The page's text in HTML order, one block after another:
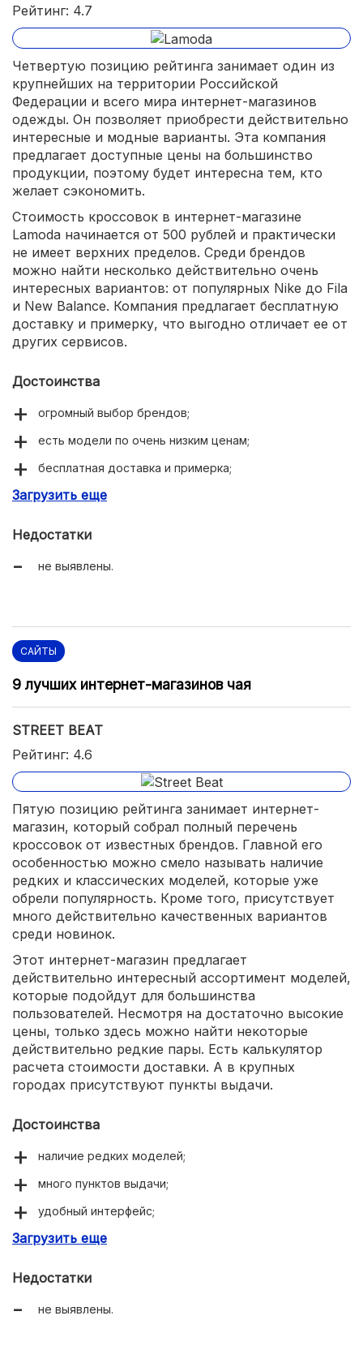
Рейтинг: 4.7
Четвертую позицию рейтинга занимает один из
крупнейших на территории Российской
Федерации и всего мира интернет-магазинов
одежды. Он позволяет приобрести действительно
интересные и модные варианты. Эта компания
предлагает доступные цены на большинство
продукции, поэтому будет интересна тем, кто
желает сэкономить.
Стоимость кроссовок в интернет-магазине
Lamoda начинается от 500 рублей и практически
не имеет верхних пределов. Среди брендов
можно найти несколько действительно очень
интересных вариантов: от популярных Nike до Fila
и New Balance. Компания предлагает бесплатную
доставку и примерку, что выгодно отличает ее от
других сервисов.
Достоинства
огромный выбор брендов;
есть модели по очень низким ценам;
бесплатная доставка и примерка;
удобный интерфейс сайта.
Загрузить еще
Недостатки
не выявлены.
САЙТЫ
9 лучших интернет-магазинов чая
STREET BEAT
Рейтинг: 4.6
Пятую позицию рейтинга занимает интернет-
магазин, который собрал полный перечень
кроссовок от известных брендов. Главной его
особенностью можно смело называть наличие
редких и классических моделей, которые уже
обрели популярность. Кроме того, присутствует
много действительно качественных вариантов
среди новинок.
Этот интернет-магазин предлагает
действительно интересный ассортимент моделей,
которые подойдут для большинства
пользователей. Несмотря на достаточно высокие
цены, только здесь можно найти некоторые
действительно редкие пары. Есть калькулятор
расчета стоимости доставки. А в крупных
городах присутствуют пункты выдачи.
Достоинства
наличие редких моделей;
много пунктов выдачи;
удобный интерфейс;
можно рассчитать стоимость доставки;
Загрузить еще
Недостатки
не выявлены.